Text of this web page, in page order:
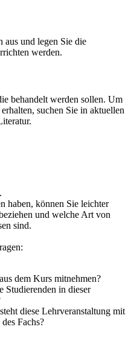
aus und legen Sie die
werden.
behandelt werden sollen. Um
suchen Sie in aktuellen
haben, können Sie leichter
und welche Art von
sind.
dem Kurs mitnehmen?
Studierenden in dieser
diese Lehrveranstaltung mit
Fachs?